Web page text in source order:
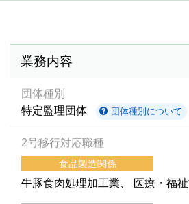
業務内容
団体種別
特定監理団体
団体種別について
2号移行対応職種
食品製造関係
牛豚食肉処理加工業 医療・福